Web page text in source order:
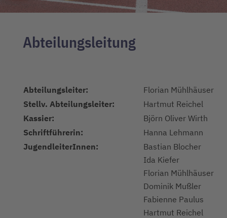
Abteilungsleitung
Abteilungsleiter:
Florian Mühlhäuser
Stellv. Abteilungsleiter:
Hartmut Reichel
Kassier:
Björn Oliver Wirth
Schriftführerin:
Hanna Lehmann
JugendleiterInnen:
Bastian Blocher
Ida Kiefer
Florian Mühlhäuser
Dominik Mußler
Fabienne Paulus
Hartmut Reichel